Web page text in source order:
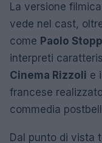
La versione
vede nel cast,
come Paolo
interpreti
Cinema Rizzoli e
francese
commedia
Dal punto di vista